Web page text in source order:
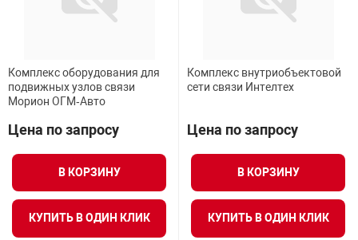
Комплекс оборудования для
подвижных узлов связи
Морион ОГМ‑Авто
Цена по запросу
В КОРЗИНУ
КУПИТЬ В ОДИН КЛИК
Комплекс внутриобъектовой
сети связи Интелтех
Цена по запросу
В КОРЗИНУ
КУПИТЬ В ОДИН КЛИК